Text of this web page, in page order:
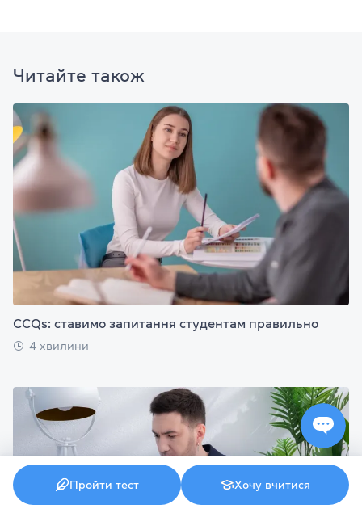
Читайте також
CCQs: ставимо запитання студентам правильно
4 хвилини
Пройти тест Хочу вчитися